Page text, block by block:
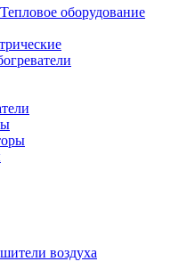
Тепловое оборудование
воздуха